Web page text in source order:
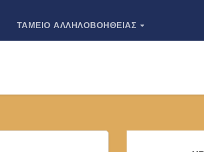
ΤΑΜΕΙΟ ΑΛΛΗΛΟΒΟΗΘΕΙΑΣ